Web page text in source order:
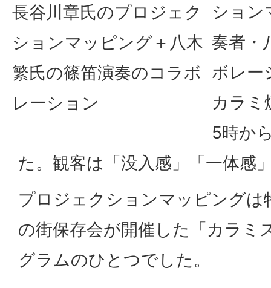
長谷川章氏のプロジェク
ションマッピング＋八木
繁氏の篠笛演奏のコラボ
レーション
ション
奏者・
ボレー
カラミ
5時か
た。観客は「没入感」「一体感
プロジェクションマッピングは
の街保存会が開催した「カラミ
グラムのひとつでした。